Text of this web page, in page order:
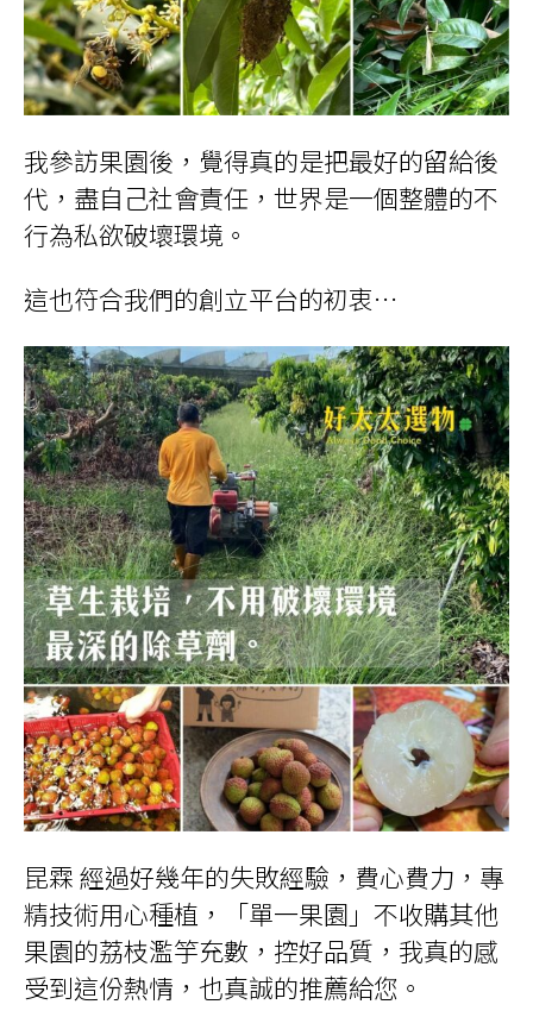
我參訪果園後，覺得真的是把最好的留給後
代，盡自己社會責任，世界是一個整體的不
行為私欲破壞環境。
這也符合我們的創立平台的初衷…
昆霖 經過好幾年的失敗經驗，費心費力，專
精技術用心種植，「單一果園」不收購其他
果園的荔枝濫竽充數，控好品質，我真的感
受到這份熱情，也真誠的推薦給您。